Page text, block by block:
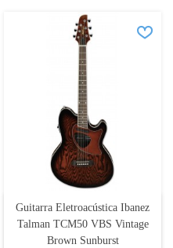
Guitarra Eletroacústica Ibanez
Talman TCM50 VBS Vintage
Brown Sunburst